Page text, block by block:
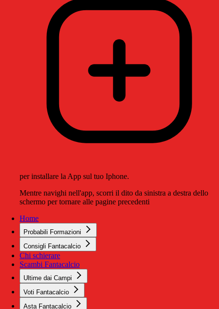
per installare la App sul tuo Iphone.
Mentre navighi nell'app, scorri il dito da sinistra a destra dello
schermo per tornare alle pagine precedenti
Home
Probabili Formazioni
Consigli Fantacalcio
Chi schierare
Scambi Fantacalcio
Ultime dai Campi
Voti Fantacalcio
Asta Fantacalcio